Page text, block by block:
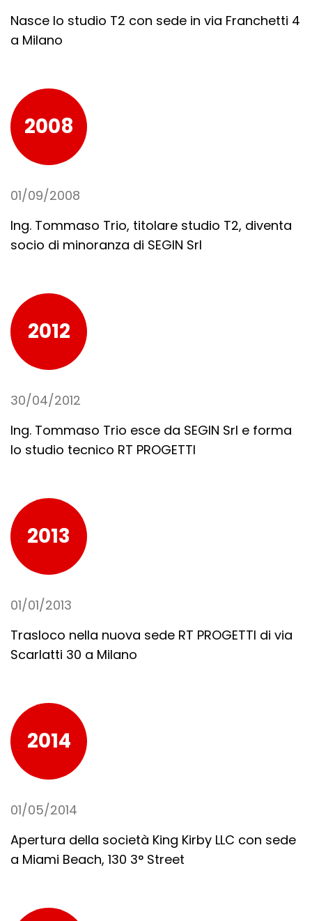
Nasce lo studio T2 con sede in via Franchetti 4
a Milano
2008
01/09/2008
Ing. Tommaso Trio, titolare studio T2, diventa
socio di minoranza di SEGIN Srl
2012
30/04/2012
Ing. Tommaso Trio esce da SEGIN Srl e forma
lo studio tecnico RT PROGETTI
2013
01/01/2013
Trasloco nella nuova sede RT PROGETTI di via
Scarlatti 30 a Milano
2014
01/05/2014
Apertura della società King Kirby LLC con sede
a Miami Beach, 130 3° Street